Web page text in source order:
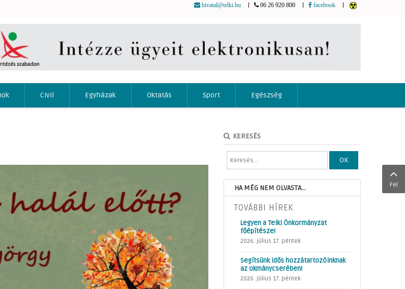
hivatal@telki.hu 06 26 920 800 facebook
Civil Egyházak Oktatás Sport Egészség
KERESÉS
OK
HA MÉG NEM OLVASTA...
TOVÁBBI HÍREK
Legyen a Telki Önkormányzat
főépítésze!
2026. július 17. péntek
Segítsünk idős hozzátartozóinknak
az okmánycserében!
2026. július 17. péntek
Fel